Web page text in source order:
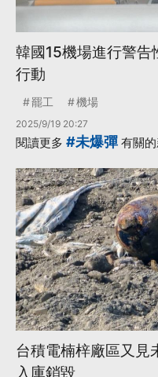
韓國15機場進行警告
行動
罷工 機場
2025/9/19 20:27
閱讀更多 #未爆彈 有關
台積電楠梓廠區又見
入庫銷毀